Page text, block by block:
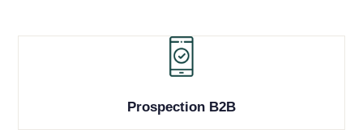
Prospection B2B